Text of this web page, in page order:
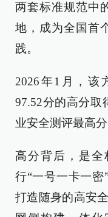
两套标准规范中
地，成为全国首
践。
2026年1月，该
97.52分的高分取
业安全测评最高分
高分背后，是
行“一号一卡一
打造随身的高安